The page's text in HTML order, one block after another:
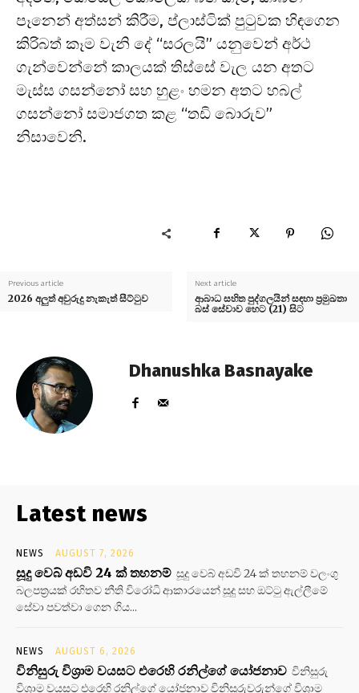
පෑනෙන් අත්සන් කිරීම, ප්ලාස්ටික් පුටුවක හිඳගෙන
කිරිබත් කෑම වැනි දේ “සරලයි” යනුවෙන් අර්ථ
ගැන්වෙන්නේ කාලයක් තිස්සේ වැල යන අතට
මැස්ස ගසන්නෝ සහ හුළං හමන අතට හබල්
ගසන්නෝ සමාජගත කළ “තඩි බොරුව”
නිසාවෙනි.
Previous article
2026 අලුත් අවුරුදු නැකැත් සීට්ටුව
Next article
ආබාධ සහිත පුද්ගලයින් සඳහා ප්‍රමුඛතා
බස් සේවාව හෙට (21) සිට
Dhanushka Basnayake
Latest news
NEWS AUGUST 7, 2026
සූදු වෙබ් අඩවි 24 ක් තහනම් සූදු වෙබ් අඩවි 24 ක් තහනම් වලංගු
බලපත්‍රයක් රහිතව නීති විරෝධි ආකාරයෙන් සූදු සහ ඔට්ටු ඇල්ලීමේ
සේවා පවත්වා ගෙන ගිය...
NEWS AUGUST 6, 2026
විනිසුරු විශ්‍රාම වයසට එරෙහි රනිල්ගේ යෝජනාව විනිසුරු
විශ්‍රාම වයසට එරෙහි රනිල්ගේ යෝජනාව විනිසුරුවරුන්ගේ විශ්‍රාම